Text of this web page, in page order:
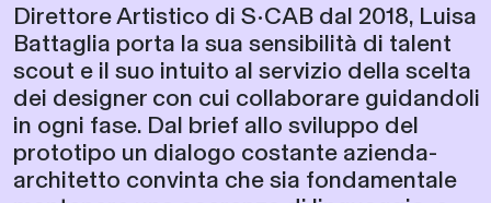
Direttore Artistico di S•CAB dal 2018, Luisa
Battaglia porta la sua sensibilità di talent
scout e il suo intuito al servizio della scelta
dei designer con cui collaborare guidandoli
in ogni fase. Dal brief allo sviluppo del
prototipo un dialogo costante azienda-
architetto convinta che sia fondamentale